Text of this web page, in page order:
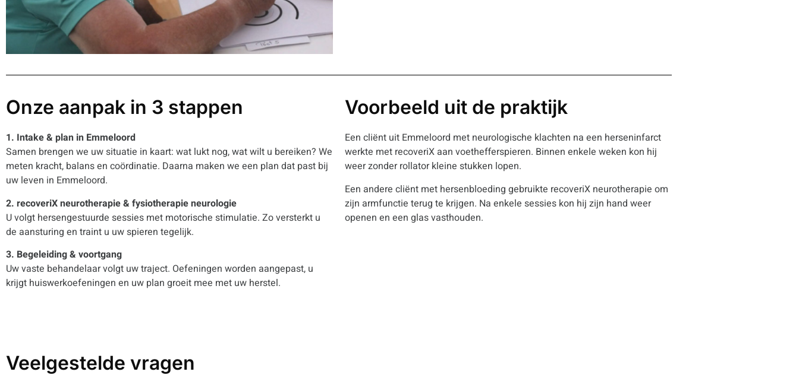
Onze aanpak in 3 stappen
1. Intake & plan in Emmeloord
Samen brengen we uw situatie in kaart: wat lukt nog, wat wilt u bereiken? We
meten kracht, balans en coördinatie. Daarna maken we een plan dat past bij
uw leven in Emmeloord.
2. recoveriX neurotherapie & fysiotherapie neurologie
U volgt hersengestuurde sessies met motorische stimulatie. Zo versterkt u
de aansturing en traint u uw spieren tegelijk.
3. Begeleiding & voortgang
Uw vaste behandelaar volgt uw traject. Oefeningen worden aangepast, u
krijgt huiswerkoefeningen en uw plan groeit mee met uw herstel.
Voorbeeld uit de praktijk
Een cliënt uit Emmeloord met neurologische klachten na een herseninfarct
werkte met recoveriX aan voethefferspieren. Binnen enkele weken kon hij
weer zonder rollator kleine stukken lopen.
Een andere cliënt met hersenbloeding gebruikte recoveriX neurotherapie om
zijn armfunctie terug te krijgen. Na enkele sessies kon hij zijn hand weer
openen en een glas vasthouden.
Veelgestelde vragen